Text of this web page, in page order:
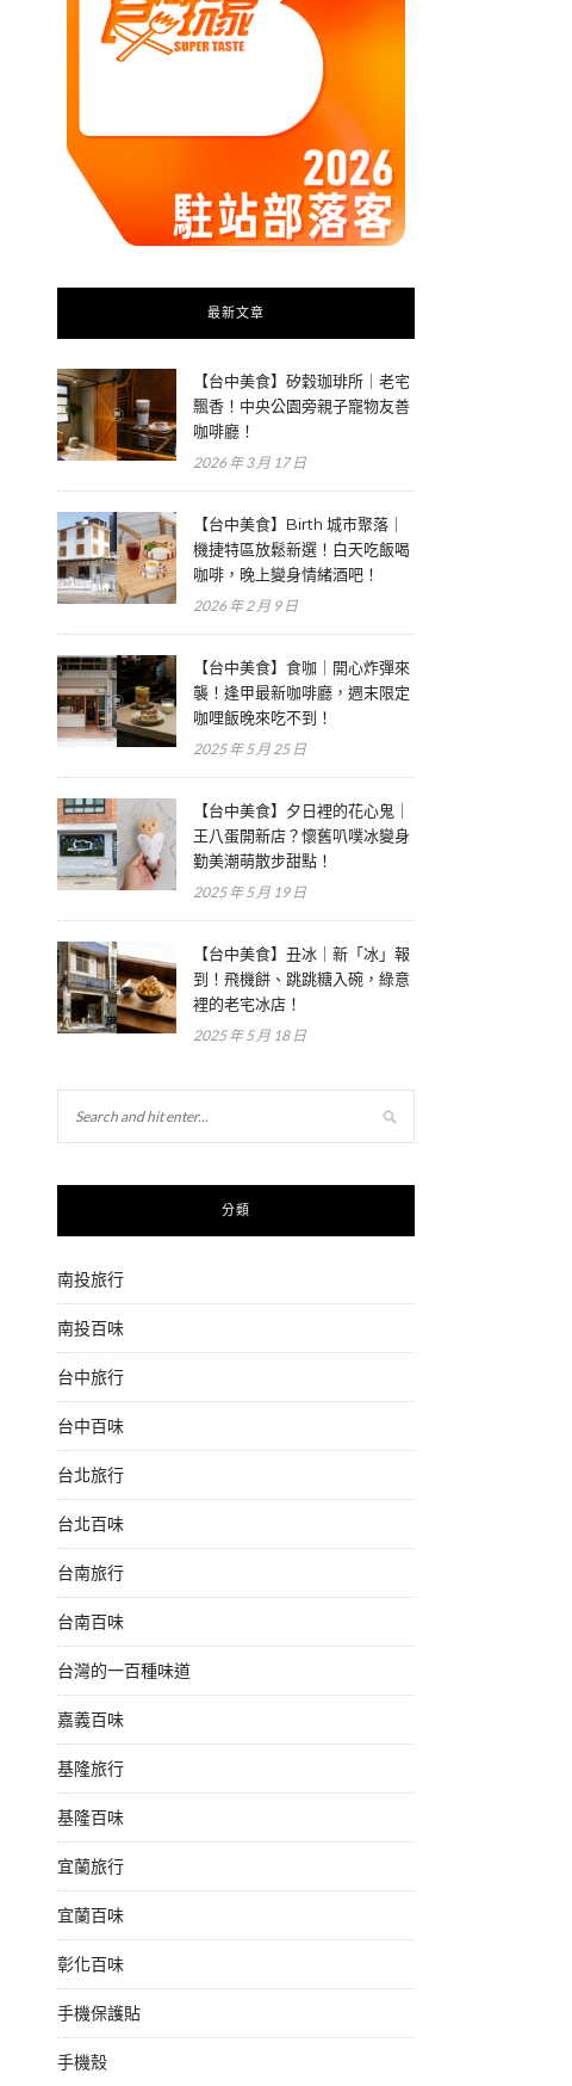
最新文章
【台中美食】矽穀珈琲所｜老宅
飄香！中央公園旁親子寵物友善
咖啡廳！
2026 年 3 月 17 日
【台中美食】Birth 城市聚落｜
機捷特區放鬆新選！白天吃飯喝
咖啡，晚上變身情緒酒吧！
2026 年 2 月 9 日
【台中美食】食咖｜開心炸彈來
襲！逢甲最新咖啡廳，週末限定
咖哩飯晚來吃不到！
2025 年 5 月 25 日
【台中美食】夕日裡的花心鬼｜
王八蛋開新店？懷舊叭噗冰變身
勤美潮萌散步甜點！
2025 年 5 月 19 日
【台中美食】丑冰｜新「冰」報
到！飛機餅、跳跳糖入碗，綠意
裡的老宅冰店！
2025 年 5 月 18 日
分類
南投旅行
南投百味
台中旅行
台中百味
台北旅行
台北百味
台南旅行
台南百味
台灣的一百種味道
嘉義百味
基隆旅行
基隆百味
宜蘭旅行
宜蘭百味
彰化百味
手機保護貼
手機殼